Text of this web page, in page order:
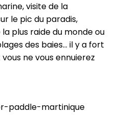
visite de la
le pic du paradis,
plus raide du monde ou
des baies… il y a fort
ne vous ennuierez